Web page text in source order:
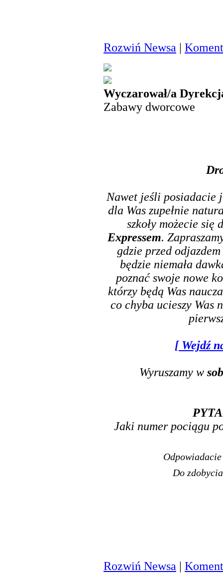
Rozwiń Newsa |
Wyczarował/a
Zabawy dworcowe
Nawet jeśli posiadacie
dla Was zupełnie
szkoły możecie
Expressem.
gdzie przed
będzie niemała
poznać swoje nowe
którzy będą Was
co chyba ucieszy Was
[ Wejdź
Wyruszamy w
Jaki numer pociągu
Do
Rozwiń Newsa |